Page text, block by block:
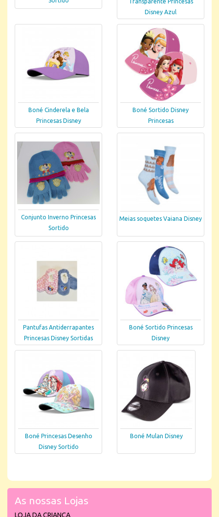
Transparente Princesas
Disney Azul
Boné Cinderela e Bela
Princesas Disney
Boné Sortido Disney
Princesas
Conjunto Inverno Princesas
Sortido
Meias soquetes Vaiana Disney
Pantufas Antiderrapantes
Princesas Disney Sortidas
Boné Sortido Princesas
Disney
Boné Princesas Desenho
Disney Sortido
Boné Mulan Disney
As nossas Lojas
LOJA DA CRIANÇA